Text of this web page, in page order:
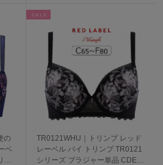
の
ベ
SALE
TR0121WHU｜トリンプ レッド
レーベル バイ トリンプ TR0121
シリーズ ブラジャー単品 CDEF